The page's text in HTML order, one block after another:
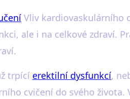
Vliv kardiovaskulárního
ale i na celkové zdraví.
trpící erektilní dysfunkcí,
cvičení do svého